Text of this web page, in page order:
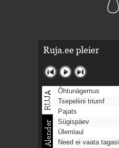
Ruja.ee pleier
Õhtunägemus
Tsepeliini triumf
Pajats
Sügispäev
Ülemlaul
Need ei vaata tagasi